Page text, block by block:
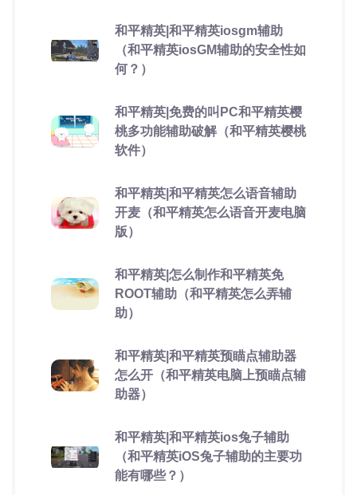
和平精英|和平精英iosgm辅助
（和平精英iosGM辅助的安全性如
何？）
和平精英|免费的叫PC和平精英樱
桃多功能辅助破解（和平精英樱桃
软件）
和平精英|和平精英怎么语音辅助
开麦（和平精英怎么语音开麦电脑
版）
和平精英|怎么制作和平精英免
ROOT辅助（和平精英怎么弄辅
助）
和平精英|和平精英预瞄点辅助器
怎么开（和平精英电脑上预瞄点辅
助器）
和平精英|和平精英ios兔子辅助
（和平精英iOS兔子辅助的主要功
能有哪些？）